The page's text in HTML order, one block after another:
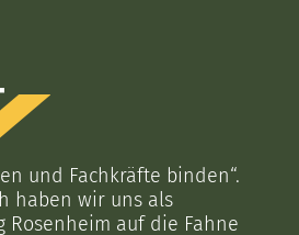
und Fachkräfte binden“.
haben wir uns als
Rosenheim auf die Fahne